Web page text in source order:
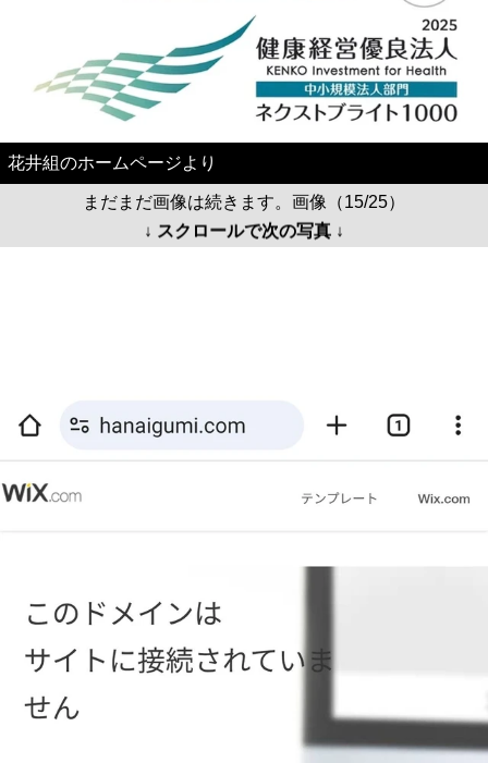
花井組のホームページより
まだまだ画像は続きます。画像（15/25）
↓ スクロールで次の写真 ↓